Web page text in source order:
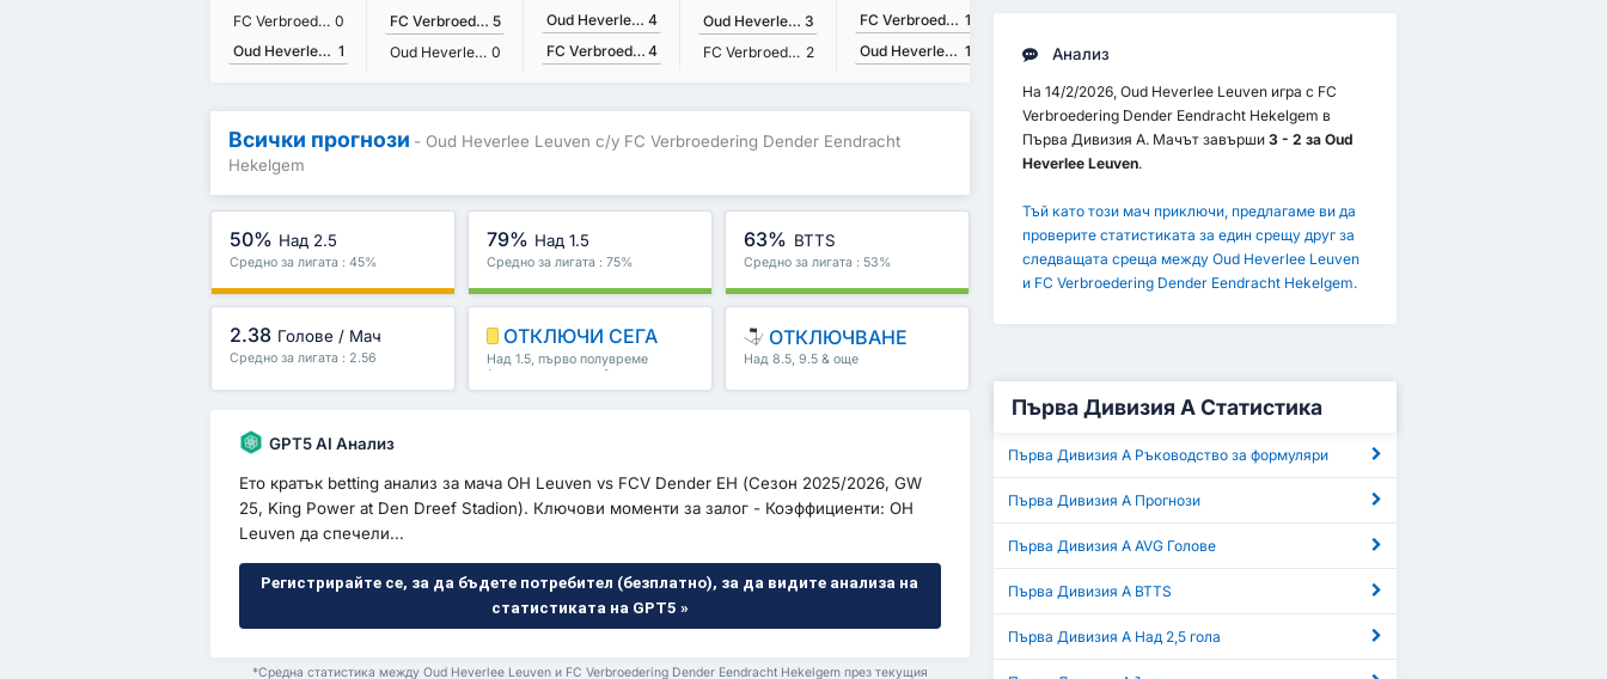
FC Verbroedering Dender Eendracht Hekelgem 0
Oud Heverlee Leuven 1
FC Verbroedering Dender Eendracht Hekelgem 5
Oud Heverlee Leuven 0
Oud Heverlee Leuven 4
FC Verbroedering Dender Eendracht Hekelgem 4
Oud Heverlee Leuven 3
FC Verbroedering Dender Eendracht Hekelgem 2
FC Verbroedering Dender Eendracht Hekelgem 1
Oud Heverlee Leuven 1
Всички прогнози - Oud Heverlee Leuven с/у FC Verbroedering Dender Eendracht
Hekelgem
50% Над 2.5
Средно за лигата : 45%
79% Над 1.5
Средно за лигата : 75%
63% BTTS
Средно за лигата : 53%
2.38 Голове / Мач
Средно за лигата : 2.56
ОТКЛЮЧИ СЕГА
Над 1.5, първо полувреме
/второ полувреме & още
ОТКЛЮЧВАНЕ
Над 8.5, 9.5 & още
GPT5 AI Анализ
Ето кратък betting анализ за мача OH Leuven vs FCV Dender EH (Сезон 2025/2026, GW
25, King Power at Den Dreef Stadion). Ключови моменти за залог - Коэффициенти: OH
Leuven да спечели...
Регистрирайте се, за да бъдете потребител (безплатно), за да видите анализа на
статистиката на GPT5 »
*Средна статистика между Oud Heverlee Leuven и FC Verbroedering Dender Eendracht Hekelgem през текущия
Анализ
На 14/2/2026, Oud Heverlee Leuven игра с FC
Verbroedering Dender Eendracht Hekelgem в
Първа Дивизия А. Мачът завърши 3 - 2 за Oud
Heverlee Leuven.
Тъй като този мач приключи, предлагаме ви да
проверите статистиката за един срещу друг за
следващата среща между Oud Heverlee Leuven
и FC Verbroedering Dender Eendracht Hekelgem.
Първа Дивизия А Статистика
Първа Дивизия А Ръководство за формуляри
Първа Дивизия А Прогнози
Първа Дивизия А AVG Голове
Първа Дивизия А BTTS
Първа Дивизия А Над 2,5 гола